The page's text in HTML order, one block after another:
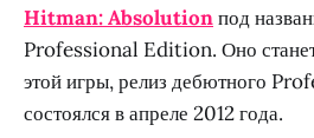
Hitman: Absolutionпод
Professional Edition. Оно
этой игры, релиз дебютного
состоялся в апреле 2012 года.